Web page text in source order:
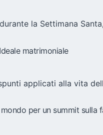
la Settimana
matrimoniale
applicati alla vita
per un summit sulla